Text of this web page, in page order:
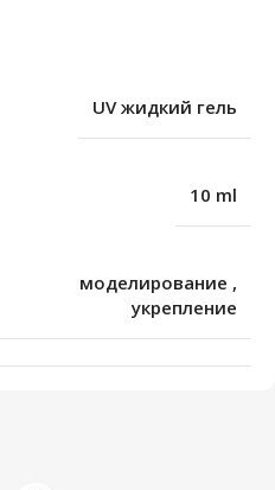
UV жидкий гель
10 ml
моделирование ,
укрепление